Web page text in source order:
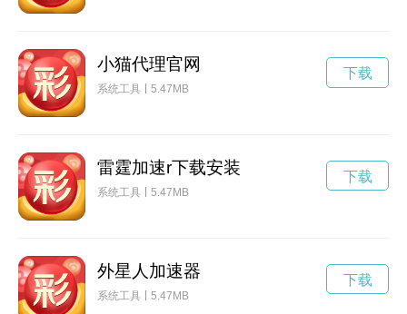
小猫代理官网
系统工具 5.47MB
下载
雷霆加速r下载安装
系统工具 5.47MB
下载
外星人加速器
系统工具 5.47MB
下载